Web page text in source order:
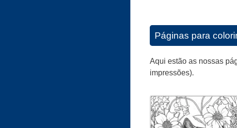
Páginas para
Aqui estão as nossas
impressões).